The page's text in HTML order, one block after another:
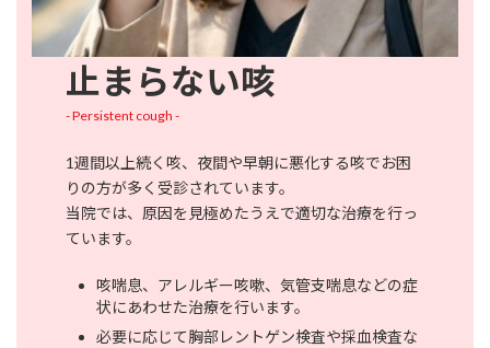
止まらない咳
- Persistent cough -
1週間以上続く咳、夜間や早朝に悪化する咳でお困
りの方が多く受診されています。
当院では、原因を見極めたうえで適切な治療を行っ
ています。
咳喘息、アレルギー咳嗽、気管支喘息などの症
状にあわせた治療を行います。
必要に応じて胸部レントゲン検査や採血検査な